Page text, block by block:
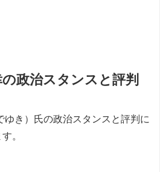
政治スタンスと評判
ゆき）氏の政治スタンスと評判に
。